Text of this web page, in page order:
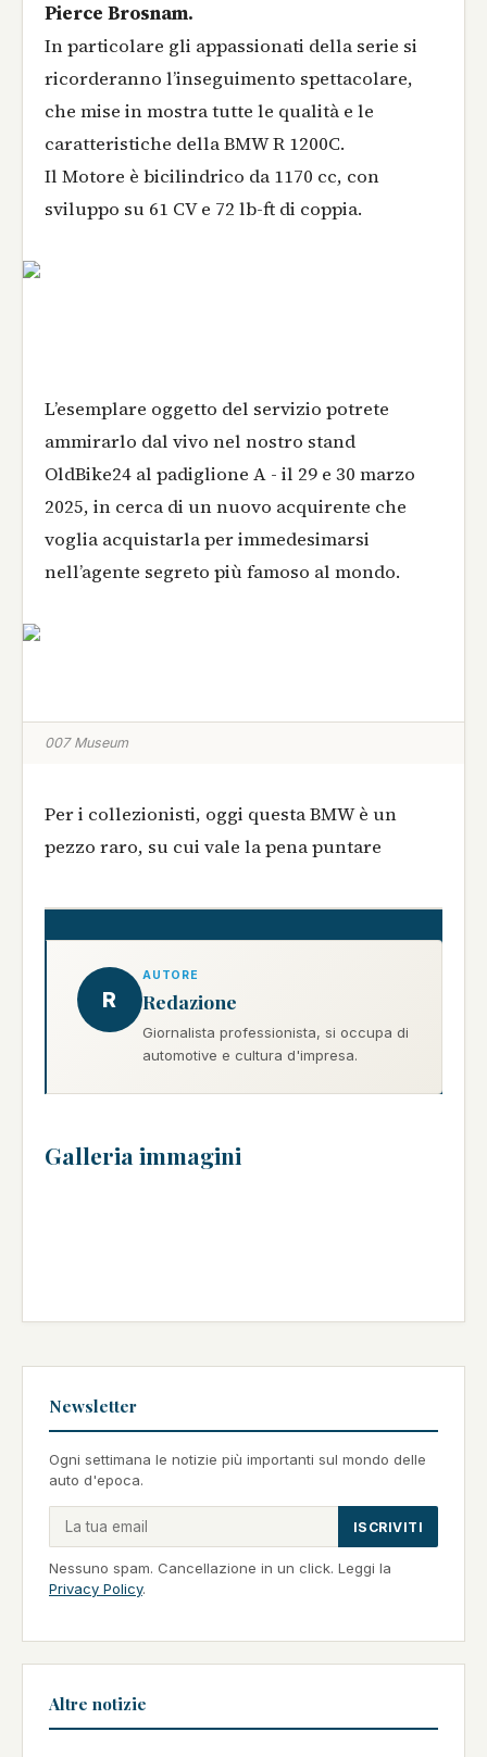
Pierce Brosnam.
In particolare gli appassionati della serie si
ricorderanno l’inseguimento spettacolare,
che mise in mostra tutte le qualità e le
caratteristiche della BMW R 1200C.
Il Motore è bicilindrico da 1170 cc, con
sviluppo su 61 CV e 72 lb-ft di coppia.
L’esemplare oggetto del servizio potrete
ammirarlo dal vivo nel nostro stand
OldBike24 al padiglione A - il 29 e 30 marzo
2025, in cerca di un nuovo acquirente che
voglia acquistarla per immedesimarsi
nell’agente segreto più famoso al mondo.
007 Museum
Per i collezionisti, oggi questa BMW è un
pezzo raro, su cui vale la pena puntare
R
AUTORE
Redazione
Giornalista professionista, si occupa di
automotive e cultura d'impresa.
Galleria immagini
Newsletter
Ogni settimana le notizie più importanti sul mondo delle
auto d'epoca.
ISCRIVITI
Nessuno spam. Cancellazione in un click. Leggi la
Privacy Policy.
Altre notizie